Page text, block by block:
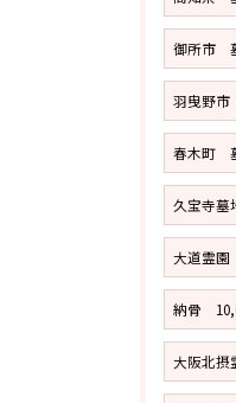
御所市
羽曳野
春木町
久宝寺
大道霊
納骨
大阪北